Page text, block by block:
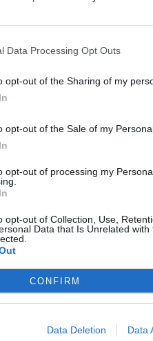
Data Processing Opt Outs
opt-out of the Sharing of my
opt-out of the Sale of my
opt-out of processing my
opt-out of Collection, Use,
Data that Is Unrelated
CONFIRM
Data Deletion Data
Σακελλαρόπουλου
ελαιώνες
ελαιόλαδων και η 4η
ελαιολάδου, που
λίστα World Ranking